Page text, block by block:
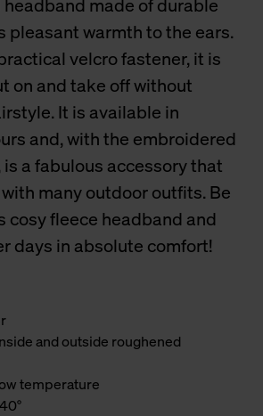
pleasant warmth to the ears.
velcro fastener, it is
on and take off without
It is available in
and, with the embroidered
a fabulous accessory that
many outdoor outfits. Be
cosy fleece headband and
days in absolute comfort!
and outside roughened
temperature